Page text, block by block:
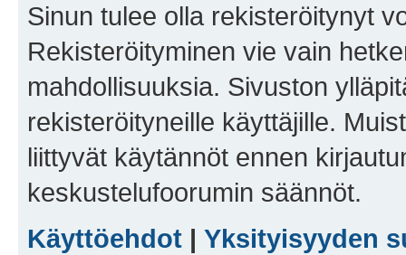
Sinun tulee olla rekisteröitynyt
Rekisteröityminen vie vain
mahdollisuuksia. Sivuston
rekisteröityneille käyttäjille.
liittyvät käytännöt ennen
keskustelufoorumin säännöt.
Käyttöehdot | Yksityisyyden